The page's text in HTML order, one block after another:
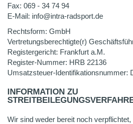
Fax: 069 - 34 74 94
E-Mail: info@intra-radsport.de
Rechtsform: GmbH
Vertretungsberechtigte(r)
Registergericht: Frankfurt a.M.
Register-Nummer: HRB 22136
Umsatzsteuer-Identifikationsnummer:
INFORMATION ZU
Wir sind weder bereit noch verpflichtet,